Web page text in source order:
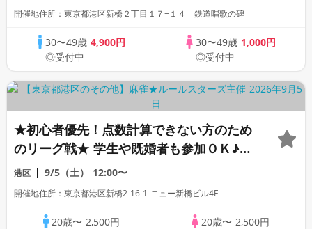
開催地住所：東京都港区新橋２丁目１７−１４ 鉄道唱歌の碑
30〜49歳4,900円
◎受付中
30〜49歳 1,000円
◎受付中
★初心者優先！点数計算できない方のため
のリーグ戦★ 学生や既婚者も参加ＯＫ♪
わいわい楽しく麻雀をしながら共通趣味の
友達を増やそう♪ソロ活、友活、歓迎｜社
港区 9/5（土） 12:00〜
開催地住所：東京都港区新橋2-16-1 ニュー新橋ビル4F
20歳〜 2,500円
20歳〜 2,500円